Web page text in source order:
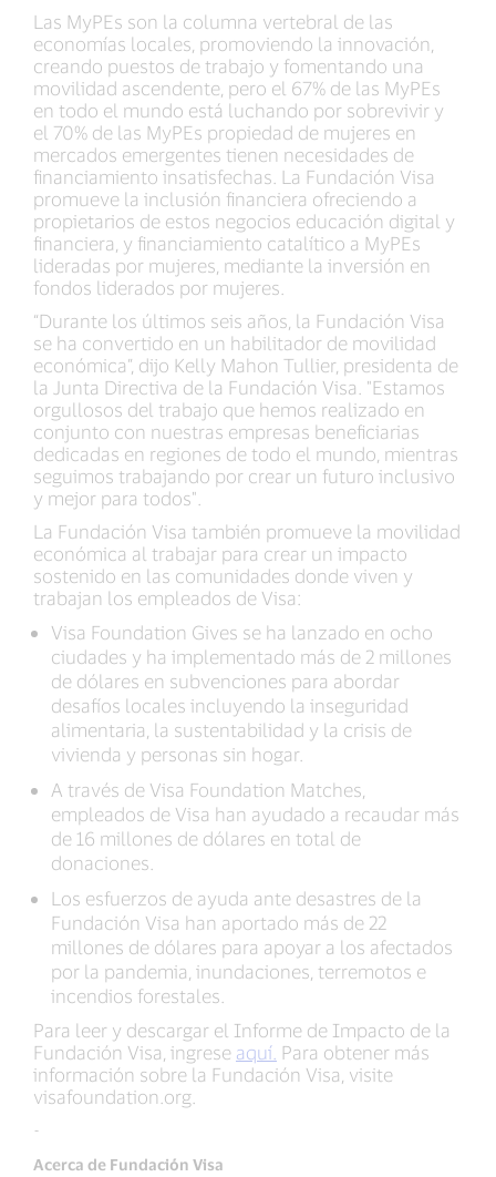
Las MyPEs son la columna vertebral de las
economías locales, promoviendo la innovación,
creando puestos de trabajo y fomentando una
movilidad ascendente, pero el 67% de las MyPEs
en todo el mundo está luchando por sobrevivir y
el 70% de las MyPEs propiedad de mujeres en
mercados emergentes tienen necesidades de
financiamiento insatisfechas. La Fundación Visa
promueve la inclusión financiera ofreciendo a
propietarios de estos negocios educación digital y
financiera, y financiamiento catalítico a MyPEs
lideradas por mujeres, mediante la inversión en
fondos liderados por mujeres.
“Durante los últimos seis años, la Fundación Visa
se ha convertido en un habilitador de movilidad
económica”, dijo Kelly Mahon Tullier, presidenta de
la Junta Directiva de la Fundación Visa. "Estamos
orgullosos del trabajo que hemos realizado en
conjunto con nuestras empresas beneficiarias
dedicadas en regiones de todo el mundo, mientras
seguimos trabajando por crear un futuro inclusivo
y mejor para todos".
La Fundación Visa también promueve la movilidad
económica al trabajar para crear un impacto
sostenido en las comunidades donde viven y
trabajan los empleados de Visa:
Visa Foundation Gives se ha lanzado en ocho
ciudades y ha implementado más de 2 millones
de dólares en subvenciones para abordar
desafíos locales incluyendo la inseguridad
alimentaria, la sustentabilidad y la crisis de
vivienda y personas sin hogar.
A través de Visa Foundation Matches,
empleados de Visa han ayudado a recaudar más
de 16 millones de dólares en total de
donaciones.
Los esfuerzos de ayuda ante desastres de la
Fundación Visa han aportado más de 22
millones de dólares para apoyar a los afectados
por la pandemia, inundaciones, terremotos e
incendios forestales.
Para leer y descargar el Informe de Impacto de la
Fundación Visa, ingrese aquí. Para obtener más
información sobre la Fundación Visa, visite
visafoundation.org.
-
Acerca de Fundación Visa